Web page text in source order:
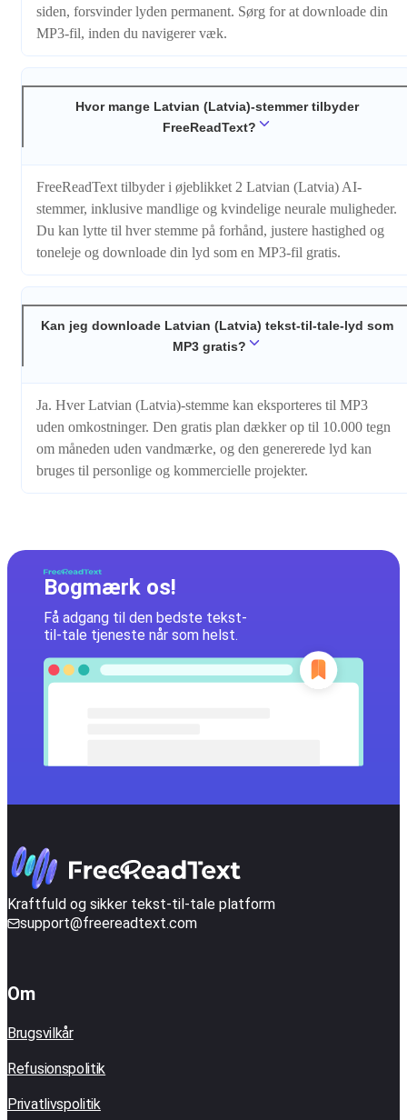
siden, forsvinder lyden permanent. Sørg for at downloade din
MP3-fil, inden du navigerer væk.
Hvor mange Latvian (Latvia)-stemmer tilbyder
FreeReadText?
FreeReadText tilbyder i øjeblikket 2 Latvian (Latvia) AI-
stemmer, inklusive mandlige og kvindelige neurale muligheder.
Du kan lytte til hver stemme på forhånd, justere hastighed og
toneleje og downloade din lyd som en MP3-fil gratis.
Kan jeg downloade Latvian (Latvia) tekst-til-tale-lyd som
MP3 gratis?
Ja. Hver Latvian (Latvia)-stemme kan eksporteres til MP3
uden omkostninger. Den gratis plan dækker op til 10.000 tegn
om måneden uden vandmærke, og den genererede lyd kan
bruges til personlige og kommercielle projekter.
Bogmærk os!
Få adgang til den bedste tekst-
til-tale tjeneste når som helst.
Kraftfuld og sikker tekst-til-tale platform
support@freereadtext.com
Om
Brugsvilkår
Refusionspolitik
Privatlivspolitik